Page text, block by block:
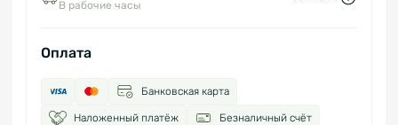
В рабочие часы
Оплата
Банковская карта
Наложенный платёж Безналичный счёт